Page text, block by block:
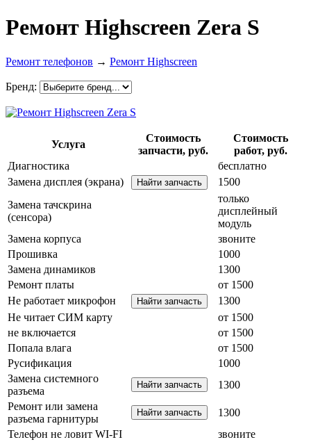
Ремонт Highscreen Zera S
Ремонт телефонов → Ремонт Highscreen
Бренд:
Услуга
Стоимость
запчасти, руб.
Стоимость
работ, руб.
Диагностика
бесплатно
Замена дисплея (экрана)
1500
Замена тачскрина
(сенсора)
только
дисплейный
модуль
Замена корпуса
звоните
Прошивка
1000
Замена динамиков
1300
Ремонт платы
от 1500
Не работает микрофон
1300
Не читает СИМ карту
от 1500
не включается
от 1500
Попала влага
от 1500
Русификация
1000
Замена системного
разъема
1300
Ремонт или замена
разъема гарнитуры
1300
Телефон не ловит WI-FI
звоните